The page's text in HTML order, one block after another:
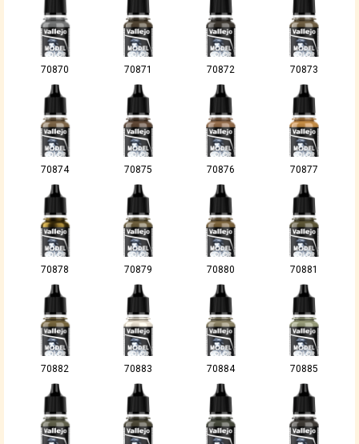
70870 70871 70872 70873
70874 70875 70876 70877
70878 70879 70880 70881
70882 70883 70884 70885